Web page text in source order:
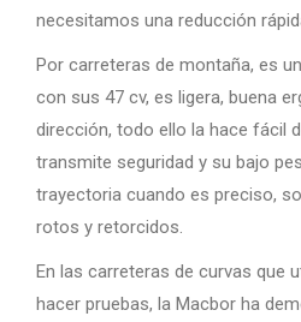
necesitamos una reducción
Por carreteras de montaña, es
con sus 47 cv, es ligera, buena
dirección, todo ello la hace fácil
transmite seguridad y su bajo
trayectoria cuando es preciso,
rotos y retorcidos.
En las carreteras de curvas que
hacer pruebas, la Macbor ha